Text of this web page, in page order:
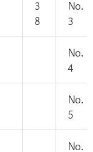
3
8
No.
3
No.
4
No.
5
No.